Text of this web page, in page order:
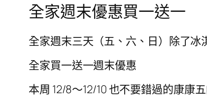
全家週末優惠買一送一
全家週末三天（五、六、日）除了冰
全家買一送一週末優惠
本周 12/8～12/10 也不要錯過的康康